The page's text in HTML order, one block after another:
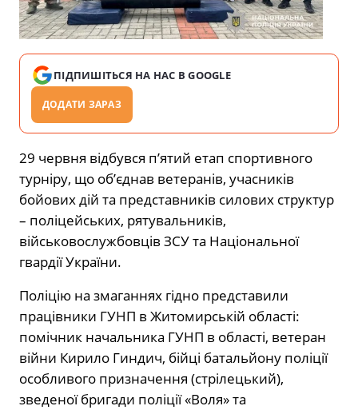
ПІДПИШІТЬСЯ НА НАС В GOOGLE
ДОДАТИ ЗАРАЗ
29 червня відбувся п’ятий етап спортивного
турніру, що об’єднав ветеранів, учасників
бойових дій та представників силових структур
– поліцейських, рятувальників,
військовослужбовців ЗСУ та Національної
гвардії України.
Поліцію на змаганнях гідно представили
працівники ГУНП в Житомирській області:
помічник начальника ГУНП в області, ветеран
війни Кирило Гиндич, бійці батальйону поліції
особливого призначення (стрілецький),
зведеної бригади поліції «Воля» та